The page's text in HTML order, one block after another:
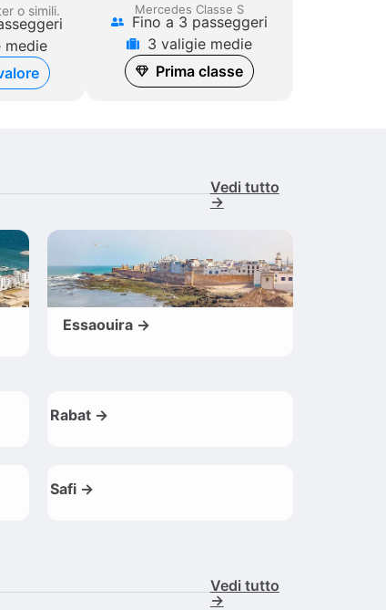
o simili.
medie
Mercedes Classe S
Fino a 3 passeggeri
3 valigie medie
Prima classe
Vedi tutto
→
Essaouira →
Rabat →
Safi →
Vedi tutto
→